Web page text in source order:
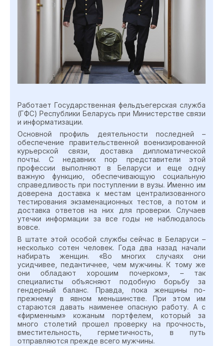
Работает Государственная фельдъегерская служба
(ГФС) Республики Беларусь при Министерстве связи
и информатизации.
Основной профиль деятельности последней –
обеспечение правительственной военизированной
курьерской связи, доставка дипломатической
почты. С недавних пор представители этой
профессии выполняют в Беларуси и еще одну
важную функцию, обеспечивающую социальную
справедливость при поступлении в вузы. Именно им
доверена доставка к местам централизованного
тестирования экзаменационных тестов, а потом и
доставка ответов на них для проверки. Случаев
утечки информации за все годы не наблюдалось
вовсе.
В штате этой особой службы сейчас в Беларуси –
несколько сотен человек. Года два назад начали
набирать женщин. «Во многих случаях они
усидчивее, педантичнее, чем мужчины. К тому же
они обладают хорошим почерком», – так
специалисты объясняют подобную борьбу за
гендерный баланс. Правда, пока женщины по-
прежнему в явном меньшинстве. При этом им
стараются давать наименее опасную работу. А с
«фирменным» кожаным портфелем, который за
много столетий прошел проверку на прочность,
вместительность, герметичность, в путь
отправляются прежде всего мужчины.